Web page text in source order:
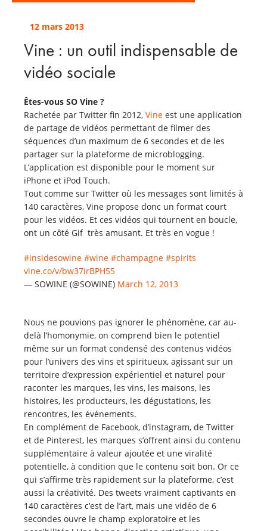
12 mars 2013
Vine : un outil indispensable de
vidéo sociale
Êtes-vous SO Vine ?
Rachetée par Twitter fin 2012, Vine est une application
de partage de vidéos permettant de filmer des
séquences d’un maximum de 6 secondes et de les
partager sur la plateforme de microblogging.
L’application est disponible pour le moment sur
iPhone et iPod Touch.
Tout comme sur Twitter où les messages sont limités à
140 caractères, Vine propose donc un format court
pour les vidéos. Et ces vidéos qui tournent en boucle,
ont un côté Gif très amusant. Et très en vogue !
#insidesowine #wine #champagne #spirits
vine.co/v/bw37irBPH55
— SOWINE (@SOWINE) March 12, 2013
Nous ne pouvions pas ignorer le phénomène, car au-
delà l’homonymie, on comprend bien le potentiel
même sur un format condensé des contenus vidéos
pour l’univers des vins et spiritueux, agissant sur un
territoire d’expression expérientiel et naturel pour
raconter les marques, les vins, les maisons, les
histoires, les producteurs, les dégustations, les
rencontres, les événements.
En complément de Facebook, d’instagram, de Twitter
et de Pinterest, les marques s’offrent ainsi du contenu
supplémentaire à valeur ajoutée et une viralité
potentielle, à condition que le contenu soit bon. Or ce
qui s’affirme très rapidement sur la plateforme, c’est
aussi la créativité. Des tweets vraiment captivants en
140 caractères c’est de l’art, mais une vidéo de 6
secondes ouvre le champ exploratoire et les